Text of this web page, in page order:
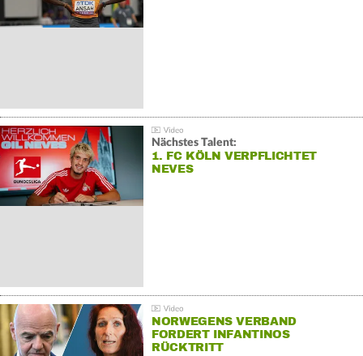
Nächstes Talent:
1. FC KÖLN VERPFLICHTET
NEVES
NORWEGENS VERBAND
FORDERT INFANTINOS
RÜCKTRITT